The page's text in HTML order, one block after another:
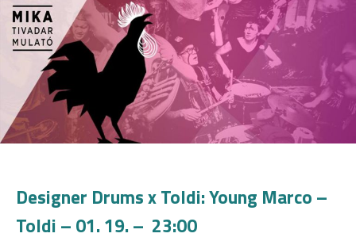
Designer Drums x Toldi: Young Marco –
Toldi – 01. 19. – 23:00